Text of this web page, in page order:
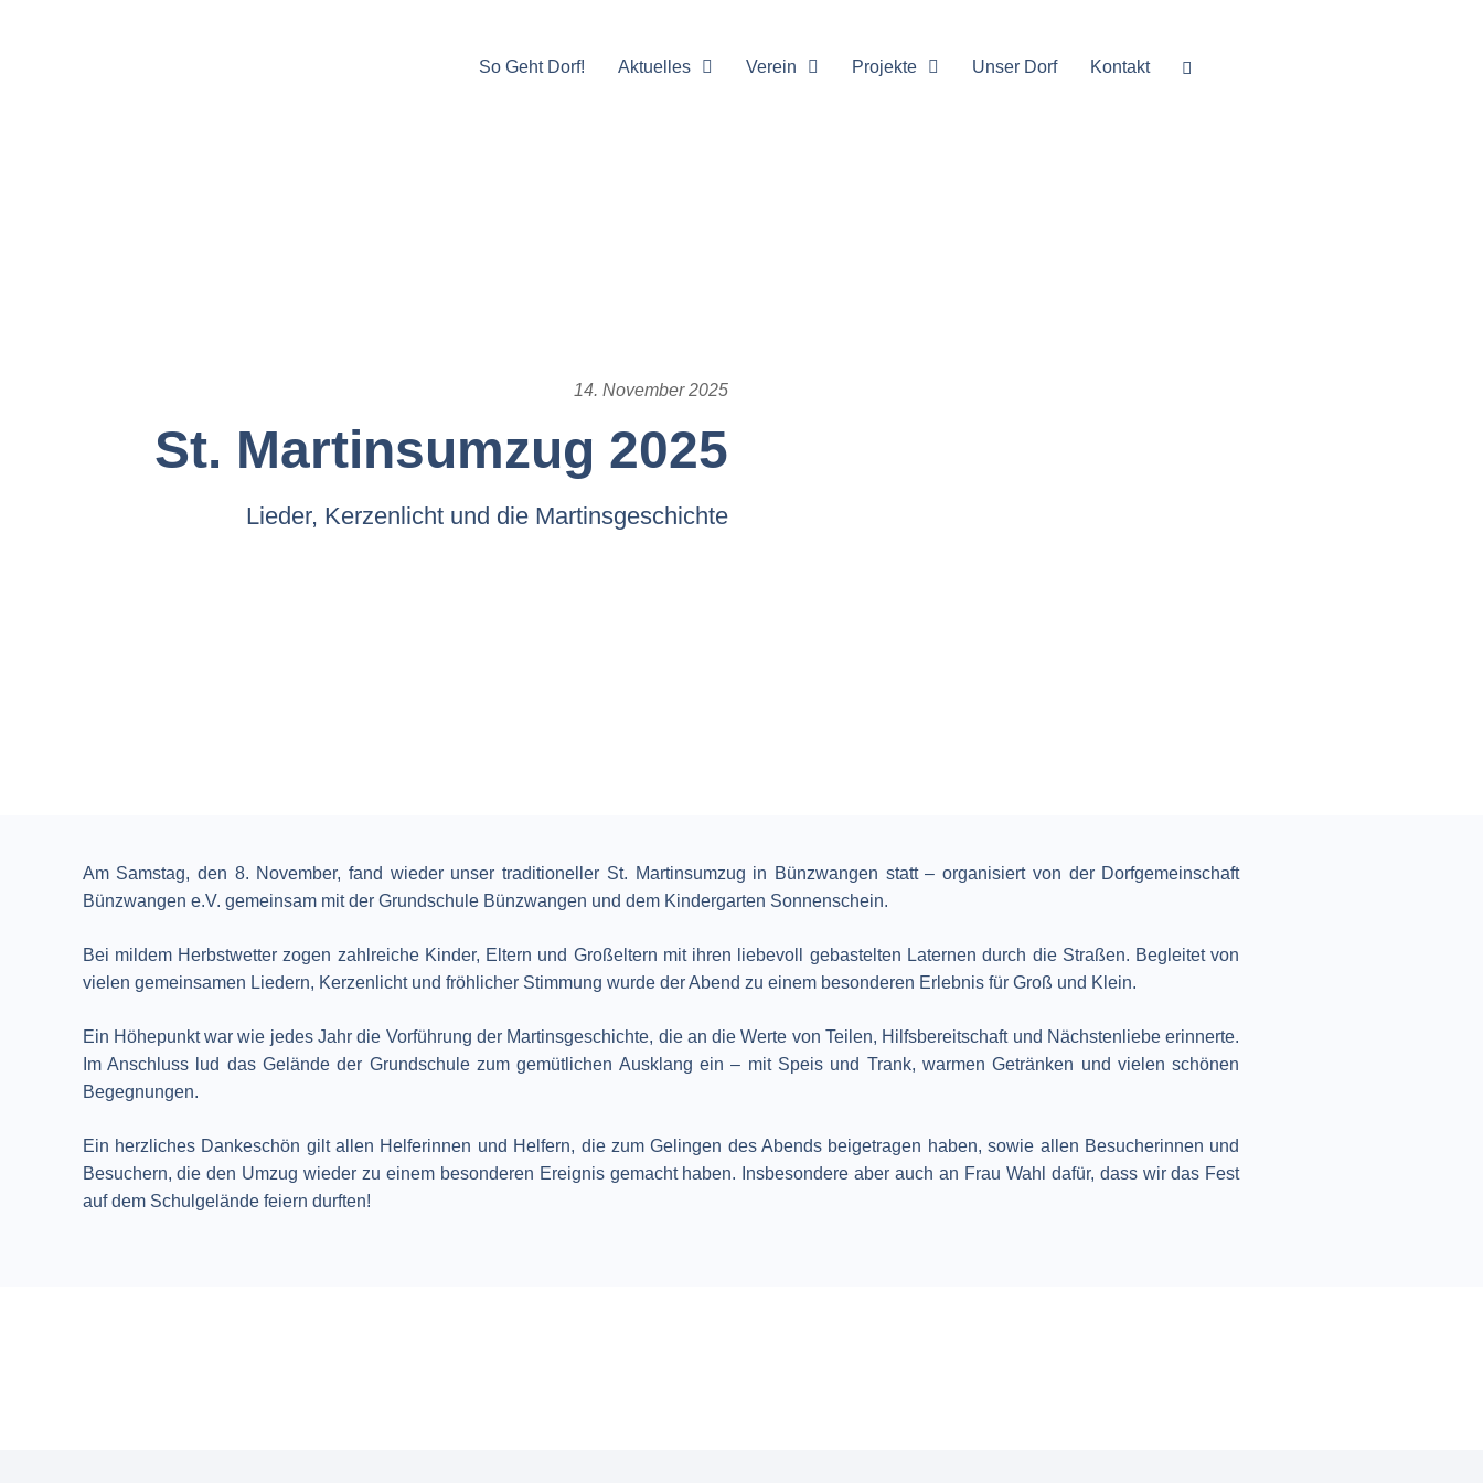
So Geht Dorf! Aktuelles Verein Projekte Unser Dorf Kontakt
14. November 2025
St. Martinsumzug 2025
Lieder, Kerzenlicht und die Martinsgeschichte
Am Samstag, den 8. November, fand wieder unser traditioneller St. Martinsumzug in Bünzwangen statt – organisiert von der Dorfgemeinschaft
Bünzwangen e.V. gemeinsam mit der Grundschule Bünzwangen und dem Kindergarten Sonnenschein.
Bei mildem Herbstwetter zogen zahlreiche Kinder, Eltern und Großeltern mit ihren liebevoll gebastelten Laternen durch die Straßen. Begleitet von
vielen gemeinsamen Liedern, Kerzenlicht und fröhlicher Stimmung wurde der Abend zu einem besonderen Erlebnis für Groß und Klein.
Ein Höhepunkt war wie jedes Jahr die Vorführung der Martinsgeschichte, die an die Werte von Teilen, Hilfsbereitschaft und Nächstenliebe erinnerte.
Im Anschluss lud das Gelände der Grundschule zum gemütlichen Ausklang ein – mit Speis und Trank, warmen Getränken und vielen schönen
Begegnungen.
Ein herzliches Dankeschön gilt allen Helferinnen und Helfern, die zum Gelingen des Abends beigetragen haben, sowie allen Besucherinnen und
Besuchern, die den Umzug wieder zu einem besonderen Ereignis gemacht haben. Insbesondere aber auch an Frau Wahl dafür, dass wir das Fest
auf dem Schulgelände feiern durften!